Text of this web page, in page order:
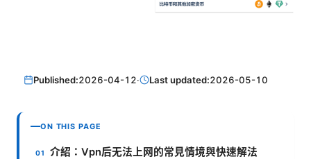
Published:2026-04-12· Last updated:2026-05-10
ON THIS PAGE
介紹：Vpn后无法上网的常見情境與快速解法